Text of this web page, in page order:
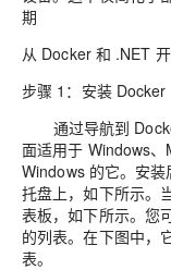
期
从 Docker 和 .NET
步骤 1：安装 Docker
通过导航到
面适用于 Windows
Windows 的它。安
托盘上，如下所示。
表板，如下所示。您
的列表。在下图中，
表。